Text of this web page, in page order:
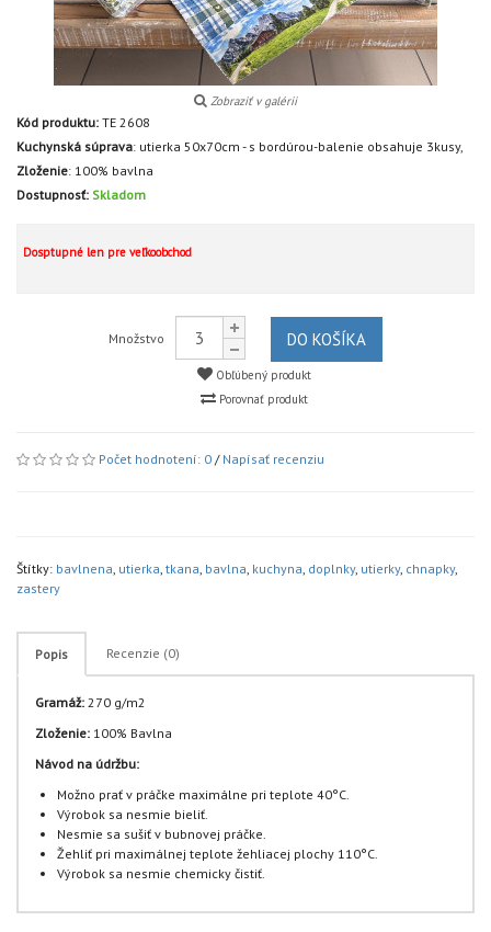
Zobraziť v galérii
Kód produktu: TE 2608
Kuchynská súprava: utierka 50x70cm - s bordúrou-balenie obsahuje 3kusy,
Zloženie: 100% bavlna
Dostupnosť: Skladom
Dosptupné len pre veľkoobchod
Množstvo DO KOŠÍKA
Obľúbený produkt
Porovnať produkt
Počet hodnotení: 0 / Napísať recenziu
Štítky: bavlnena, utierka, tkana, bavlna, kuchyna, doplnky, utierky, chnapky,
zastery
Popis Recenzie (0)
Gramáž: 270 g/m2
Zloženie: 100% Bavlna
Návod na údržbu:
Možno prať v práčke maximálne pri teplote 40°C.
Výrobok sa nesmie bieliť.
Nesmie sa sušiť v bubnovej práčke.
Žehliť pri maximálnej teplote žehliacej plochy 110°C.
Výrobok sa nesmie chemicky čistiť.